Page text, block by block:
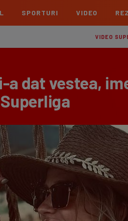
Liga 2
Echipe Clasament
Meciuri
La
Echipe
Echipe
SPORTURI VIDEO
VIDEO
a dat vestea,